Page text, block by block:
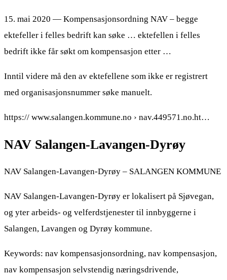
15. mai 2020 — Kompensasjonsordning NAV – begge
ektefeller i felles bedrift kan søke … ektefellen i felles
bedrift ikke får søkt om kompensasjon etter …
Inntil videre må den av ektefellene som ikke er registrert
med organisasjonsnummer søke manuelt.
https:// www.salangen.kommune.no › nav.449571.no.ht…
NAV Salangen-Lavangen-Dyrøy
NAV Salangen-Lavangen-Dyrøy – SALANGEN KOMMUNE
NAV Salangen-Lavangen-Dyrøy er lokalisert på Sjøvegan,
og yter arbeids- og velferdstjenester til innbyggerne i
Salangen, Lavangen og Dyrøy kommune.
Keywords: nav kompensasjonsordning, nav kompensasjon,
nav kompensasjon selvstendig næringsdrivende,